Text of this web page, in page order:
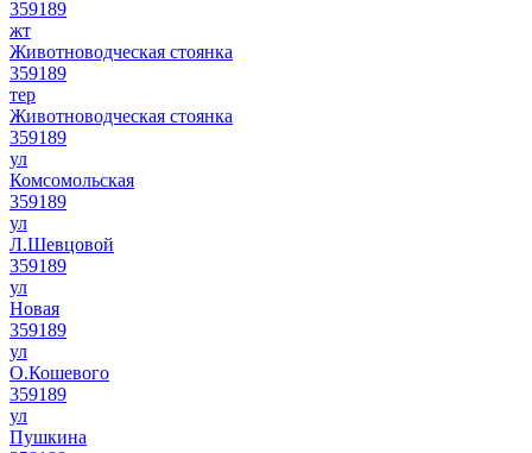
359189
жт
Животноводческая стоянка
359189
тер
Животноводческая стоянка
359189
ул
Комсомольская
359189
ул
Л.Шевцовой
359189
ул
Новая
359189
ул
О.Кошевого
359189
ул
Пушкина